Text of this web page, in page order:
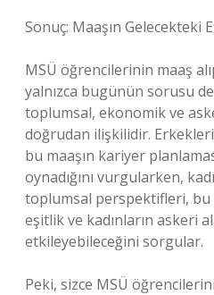
Sonuç: Maaşın Gelecekteki
MSÜ öğrencilerinin maaş
yalnızca bugünün sorusu
toplumsal, ekonomik ve
doğrudan ilişkilidir.
bu maaşın kariyer
oynadığını vurgularken,
toplumsal perspektifleri, bu
eşitlik ve kadınların askeri
etkileyebileceğini sorgular.
Peki, sizce MSÜ